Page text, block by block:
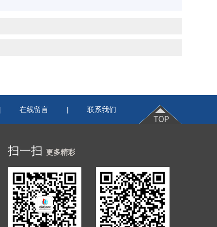
在线留言 | 联系我们
扫一扫 更多精彩